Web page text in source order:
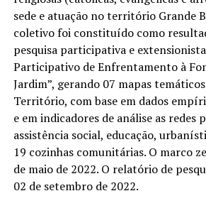
sede e atuação no território Grande
coletivo foi constituído como
pesquisa participativa e
Participativo de Enfrentamento à
Jardim”, gerando 07 mapas
Território, com base em dados
e em indicadores de análise as redes
assistência social, educação,
19 cozinhas comunitárias. O marco
de maio de 2022. O relatório de
02 de setembro de 2022.